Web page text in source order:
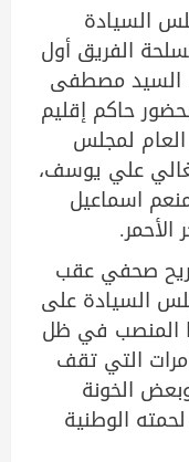
السيادة
الفريق أول
، السيد مصطفى
حاكم إقليم
العام لمجلس
علي يوسف،
اسماعيل
صحفي عقب
السيادة على
المنصب في ظل
التي تقف
الخونة
الوطنية